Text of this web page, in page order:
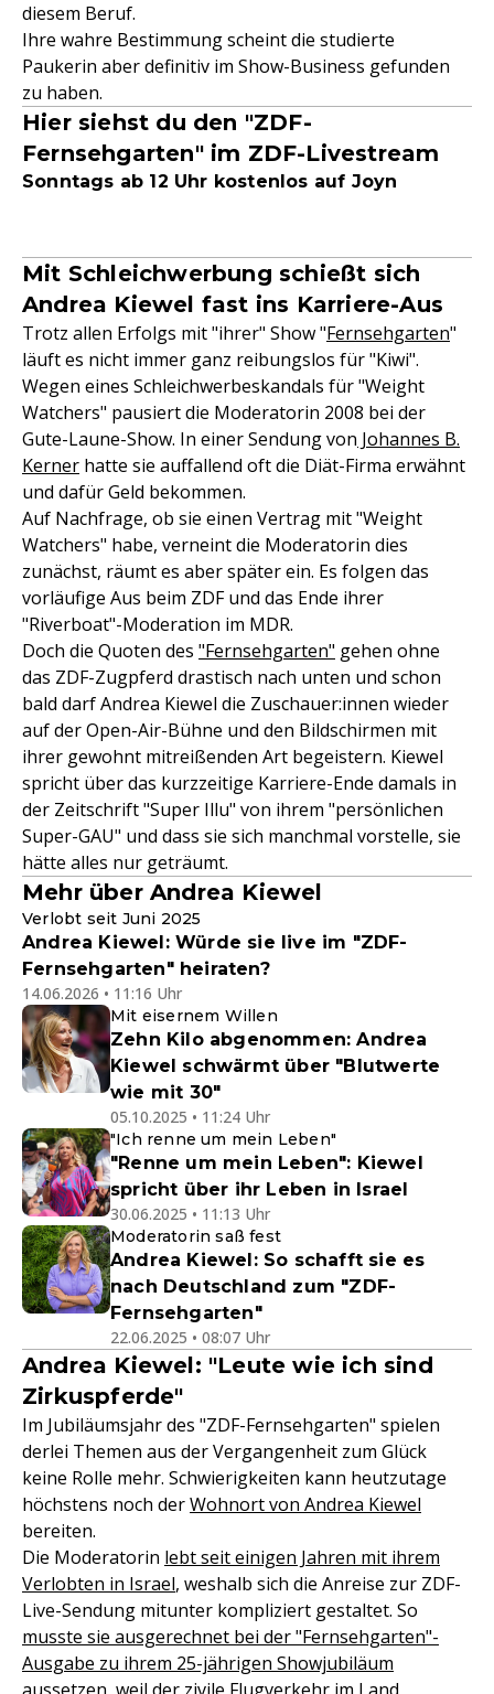
diesem Beruf.
Ihre wahre Bestimmung scheint die studierte
Paukerin aber definitiv im Show-Business gefunden
zu haben.
Hier siehst du den "ZDF-
Fernsehgarten" im ZDF-Livestream
Sonntags ab 12 Uhr kostenlos auf Joyn
Mit Schleichwerbung schießt sich
Andrea Kiewel fast ins Karriere-Aus
Trotz allen Erfolgs mit "ihrer" Show "Fernsehgarten"
läuft es nicht immer ganz reibungslos für "Kiwi".
Wegen eines Schleichwerbeskandals für "Weight
Watchers" pausiert die Moderatorin 2008 bei der
Gute-Laune-Show. In einer Sendung von Johannes B.
Kerner hatte sie auffallend oft die Diät-Firma erwähnt
und dafür Geld bekommen.
Auf Nachfrage, ob sie einen Vertrag mit "Weight
Watchers" habe, verneint die Moderatorin dies
zunächst, räumt es aber später ein. Es folgen das
vorläufige Aus beim ZDF und das Ende ihrer
"Riverboat"-Moderation im MDR.
Doch die Quoten des "Fernsehgarten" gehen ohne
das ZDF-Zugpferd drastisch nach unten und schon
bald darf Andrea Kiewel die Zuschauer:innen wieder
auf der Open-Air-Bühne und den Bildschirmen mit
ihrer gewohnt mitreißenden Art begeistern. Kiewel
spricht über das kurzzeitige Karriere-Ende damals in
der Zeitschrift "Super Illu" von ihrem "persönlichen
Super-GAU" und dass sie sich manchmal vorstelle, sie
hätte alles nur geträumt.
Mehr über Andrea Kiewel
Verlobt seit Juni 2025
Andrea Kiewel: Würde sie live im "ZDF-
Fernsehgarten" heiraten?
14.06.2026 • 11:16 Uhr
Mit eisernem Willen
Zehn Kilo abgenommen: Andrea
Kiewel schwärmt über "Blutwerte
wie mit 30"
05.10.2025 • 11:24 Uhr
"Ich renne um mein Leben"
"Renne um mein Leben": Kiewel
spricht über ihr Leben in Israel
30.06.2025 • 11:13 Uhr
Moderatorin saß fest
Andrea Kiewel: So schafft sie es
nach Deutschland zum "ZDF-
Fernsehgarten"
22.06.2025 • 08:07 Uhr
Andrea Kiewel: "Leute wie ich sind
Zirkuspferde"
Im Jubiläumsjahr des "ZDF-Fernsehgarten" spielen
derlei Themen aus der Vergangenheit zum Glück
keine Rolle mehr. Schwierigkeiten kann heutzutage
höchstens noch derWohnort von Andrea Kiewel
bereiten.
Die Moderatorin lebt seit einigen Jahren mit ihrem
Verlobten in Israel, weshalb sich die Anreise zur ZDF-
Live-Sendung mitunter kompliziert gestaltet. So
musste sie ausgerechnet bei der "Fernsehgarten"-
Ausgabe zu ihrem 25-jährigen Showjubiläum